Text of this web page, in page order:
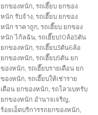
ยกของหนัก, รถเฮี๊ยบ ยกของ
หนัก รับจ้าง, รถเฮี๊ยบ ยกของ
หนัก ราคาถูก, รถเฮี๊ยบ ยกของ
หนัก ไก้ลฉัน, รถเฮี๊ยบ10ล้อ5ตัน
ยกของหนัก, รถเฮี๊ยบ3ตัน6ล้อ
ยกของหนัก, รถเฮี๊ยบ5ตัน ยก
ของหนัก, รถเฮี๊ยบรายเดือน ยก
ของหนัก, รถเฮี๊ยบให้เช่าราย
เดือน ยกของหนัก, รถโลวเบทรับ
ยกของหนัก อำนาจเจริญ,
ร้อยเอ็ดบริการรถยกของหนัก,